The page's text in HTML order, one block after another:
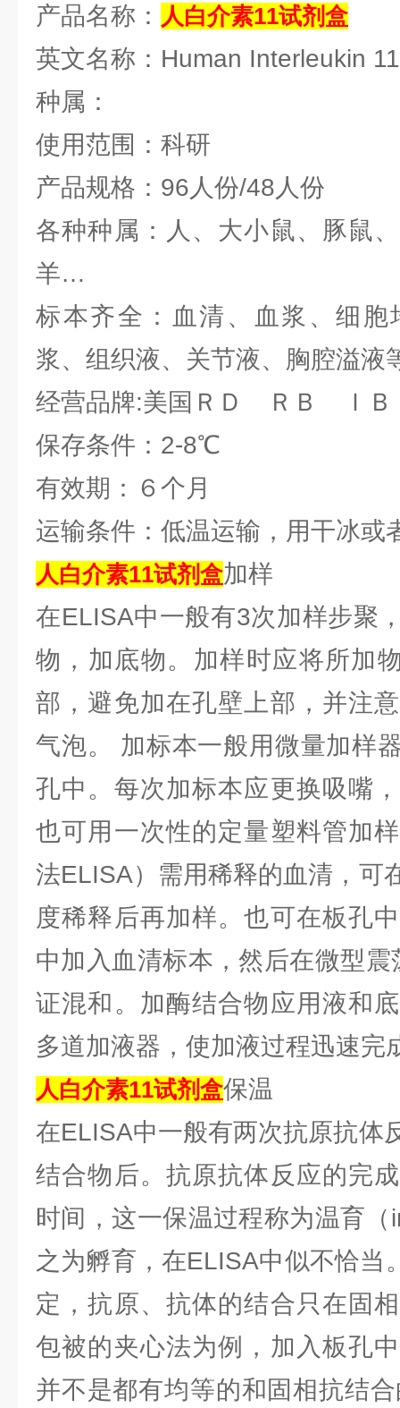
产品名称： 人白介素11试剂盒
英文名称：Human Interleukin
种属：
使用范围：科研
产品规格：96人份/48人份
各种种属：人、大小鼠、豚鼠
羊…
标本齐全：血清、血浆、细胞
浆、组织液、关节液、胸腔溢
经营品牌:美国ＲＤ ＲＢ ＩＢ
保存条件：2-8℃
有效期：６个月
运输条件：低温运输，用干冰或
人白介素11试剂盒加样
在ELISA中一般有3次加样步聚
物，加底物。加样时应将所加
部，避免加在孔壁上部，并注
气泡。 加标本一般用微量加样
孔中。每次加标本应更换吸嘴
也可用一次性的定量塑料管加
法ELISA）需用稀释的血清，可
度稀释后再加样。也可在板孔
中加入血清标本，然后在微型
证混和。加酶结合物应用液和
多道加液器，使加液过程迅速完
人白介素11试剂盒保温
在ELISA中一般有两次抗原抗体
结合物后。抗原抗体反应的完
时间，这一保温过程称为温育
之为孵育，在ELISA中似不恰当
定，抗原、抗体的结合只在固
包被的夹心法为例，加入板孔
并不是都有均等的和固相抗结